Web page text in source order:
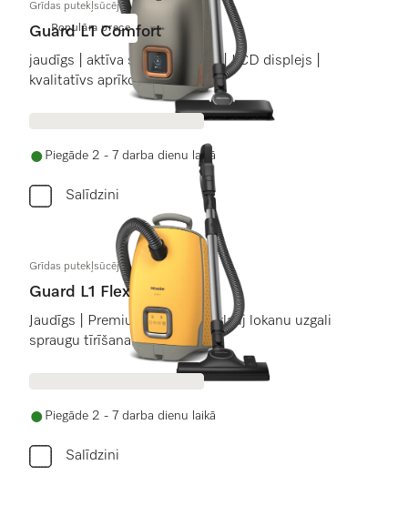
Populāra prece
Grīdas putekļsūcēji
Guard L1 Comfort
jaudīgs | aktīva savienojamība | LCD displejs |
kvalitatīvs aprīkojums
Piegāde 2 - 7 darba dienu laikā
Salīdzini
Grīdas putekļsūcēji
Guard L1 Flex
Jaudīgs | Premium dizains | iekļauj lokanu uzgali
spraugu tīrīšanai
Piegāde 2 - 7 darba dienu laikā
Salīdzini